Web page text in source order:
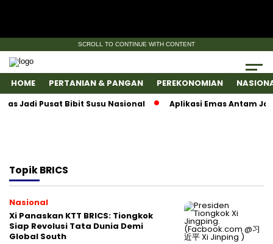
SCROLL TO CONTINUE WITH CONTENT
HOME PERTANIAN & PANGAN PEREKONOMIAN
Jadi Pusat Bibit Susu Nasional Aplikasi Emas Antam
TopikBRICS
Nasional
Xi Panaskan KTT BRICS: Tiongkok
Siap Revolusi Tata Dunia Demi
Global South